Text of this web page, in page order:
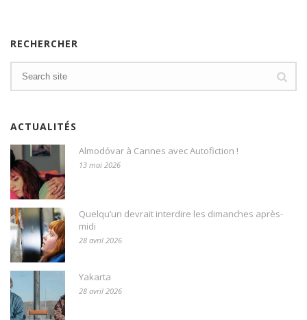
RECHERCHER
ACTUALITÉS
Almodóvar à Cannes avec Autofiction !
13 mai 2026
Quelqu’un devrait interdire les dimanches après-
midi
28 avril 2026
Yakarta
28 avril 2026